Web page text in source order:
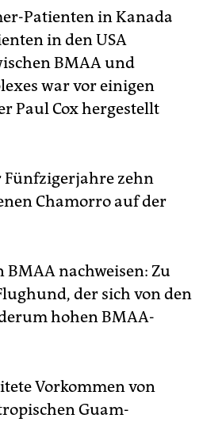
Patienten in Kanada
in den USA
BMAA und
war vor einigen
Paul Cox hergestellt
Fünfzigerjahre zehn
Chamorro auf der
nachweisen: Zu
der sich von den
hohen BMAA-
Vorkommen von
Guam-